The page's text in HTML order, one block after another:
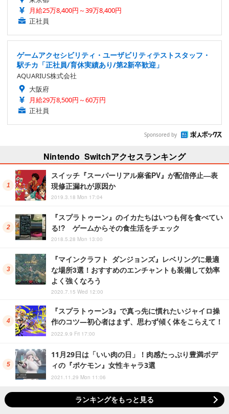
月給25万8,400円～39万8,400円
正社員
ゲームアクセシビリティ・ユーザビリティテストスタッフ・
駅チカ「正社員/育休実績あり/第2新卒歓迎」
AQUARIUS株式会社
大阪府
月給29万8,500円～60万円
正社員
Sponsored by
Nintendo Switchアクセスランキング
スイッチ『スーパーリアル麻雀PV』が配信停止―表
現修正漏れが原因か
2019.3.18 Mon 17:04
『スプラトゥーン』のイカたちはいつも何を食べてい
る!? ゲームからその食生活をチェック
2018.5.28 Mon 13:00
『マインクラフト ダンジョンズ』レベリングに最適
な場所3選！おすすめのエンチャントも装備して効率
よく強くなろう
2020.7.15 Wed 12:00
『スプラトゥーン3』で真っ先に慣れたいジャイロ操
作のコツ―初心者はまず、思わず傾く体をこらえて！
2022.9.9 Fri 17:00
11月29日は「いい肉の日」！肉感たっぷり豊満ボデ
ィの『ポケモン』女性キャラ3選
2021.11.29 Mon 11:06
ランキングをもっと見る